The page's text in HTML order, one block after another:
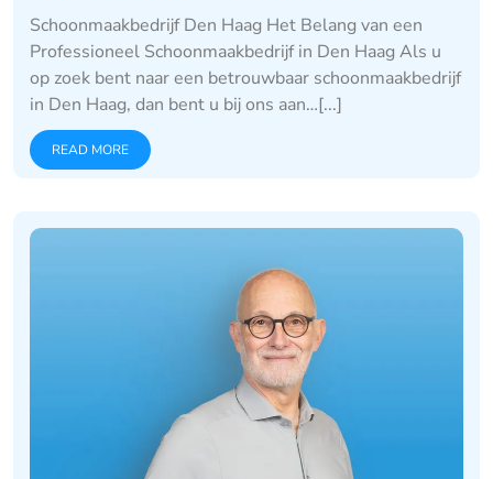
Schoonmaakbedrijf Den Haag Het Belang van een
Professioneel Schoonmaakbedrijf in Den Haag Als u
op zoek bent naar een betrouwbaar schoonmaakbedrijf
in Den Haag, dan bent u bij ons aan…[...]
READ MORE